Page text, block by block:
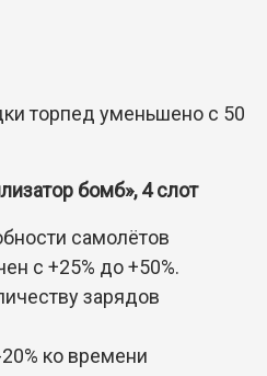
торпед уменьшено с 50
бомб», 4 слот
самолётов
с +25% до +50%.
зарядов
ко времени